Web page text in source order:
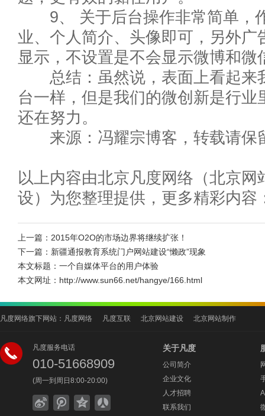
9、 关于后台操作非常简单，
业、个人简介、头像即可，另外
显示，不设置是不会显示微博和微
总结：虽然说，表面上看起来
台一样，但是我们的微创新是行
还在努力。
来源：冯耀宗博客，转载请保
以上内容由北京凡度网络（北京
设）为您整理提供，更多精彩内容
上一篇： 2015年O2O的市场边界将继续扩张！
下一篇： 新疆通报教育系统门户网站建设“懒政”现象
本文标题： 一个自媒体平台的用户体验
本文网址： http://www.sun66.net/hangye/166.html
凡度网络旗下网站： 凡度网络 凡度互联 北京网站建设 北京网站制作
凡度服务电话
010-51668909
(周一到周日8:00-20:00)
关于凡度
公司简介
企业文化
人才招聘
联系我们